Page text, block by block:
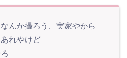
んか撮ろう、実家やから
れやけど